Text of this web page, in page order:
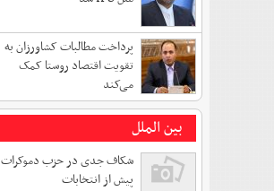
پرداخت مطالبات کشاورزان به
تقویت اقتصاد روستا کمک
می‌کند
بین الملل
شکاف جدی در حزب دموکرات
پیش از انتخابات